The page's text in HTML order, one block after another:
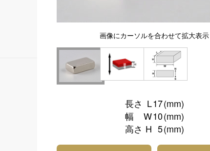
画像にカーソルを合わせて拡大表示
長さ L17(mm)
幅
W10(mm)
高さ H 5(mm)